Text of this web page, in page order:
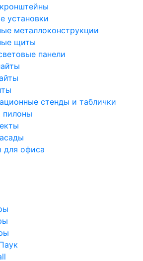
установки
металлоконструкции
щиты
панели
стенды и таблички
пилоны
для офиса